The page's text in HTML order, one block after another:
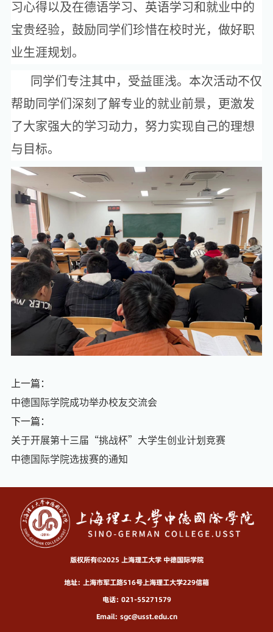
习心得以及在德语学习、英语学习和就业中的
宝贵经验，鼓励同学们珍惜在校时光，做好职
业生涯规划。
同学们专注其中，受益匪浅。本次活动不仅
帮助同学们深刻了解专业的就业前景，更激发
了大家强大的学习动力，努力实现自己的理想
与目标。
上一篇：
中德国际学院成功举办校友交流会
下一篇：
关于开展第十三届“挑战杯”大学生创业计划竞赛
中德国际学院选拔赛的通知
版权所有©2025 上海理工大学 中德国际学院
地址：上海市军工路516号上海理工大学229信箱
电话：021-55271579
Email：sgc@usst.edu.cn